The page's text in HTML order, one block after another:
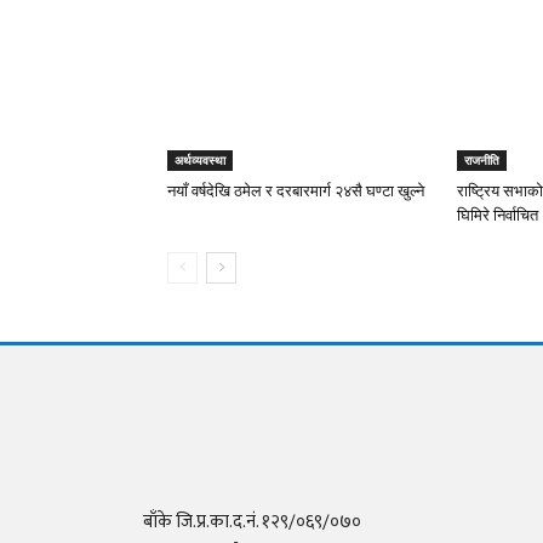
अर्थव्यवस्था
नयाँ वर्षदेखि ठमेल र दरबारमार्ग २४सै घण्टा खुल्ने
राजनीति
राष्ट्रिय
घिमिरे निर्वाचित
बाँके जि.प्र.का.द.नं. १२९/०६९/०७०